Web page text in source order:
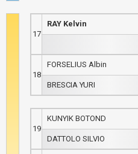
17
RAY Kelvin
18
FORSELIUS Albin
BRESCIA YURI
19
KUNYIK BOTOND
DATTOLO SILVIO